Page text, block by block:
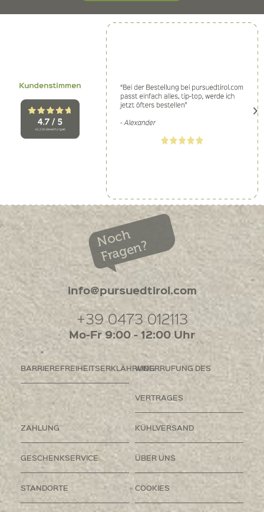
Noch
Fragen?
info@pursuedtirol.com
+39 0473 012113
Mo-Fr 9:00 - 12:00 Uhr
BARRIEREFREIHEITSERKLÄHRUNGWIDERRUFUNG DES
VERTRAGES
ZAHLUNG KÜHLVERSAND
GESCHENKSERVICE ÜBER UNS
STANDORTE COOKIES